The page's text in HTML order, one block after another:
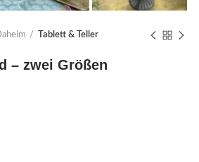
Tablett & Teller
– zwei Größen